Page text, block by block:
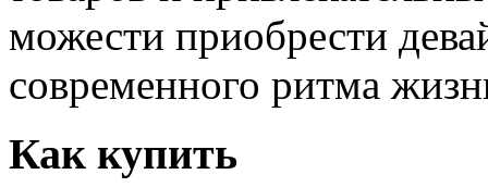
можести приобрести
современного ритма
Как купить